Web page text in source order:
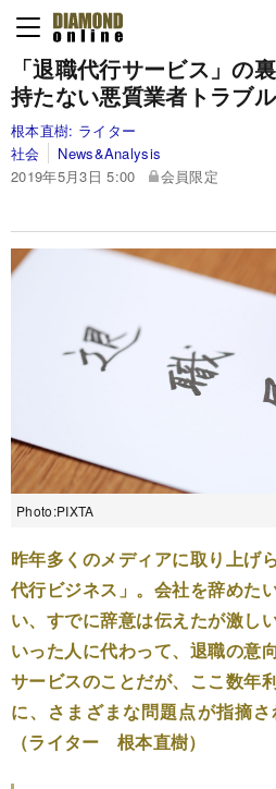
「退職代行サービス」の
持たない悪質業者トラブル
根本直樹: ライター
社会
News&Analysis
2019年5月3日 5:00
会員限定
Photo:PIXTA
昨年多くのメディアに取り上げ
代行ビジネス」。会社を辞めた
い、すでに辞意は伝えたが激し
いった人に代わって、退職の意
サービスのことだが、ここ数年
に、さまざまな問題点が指摘さ
（ライター 根本直樹）